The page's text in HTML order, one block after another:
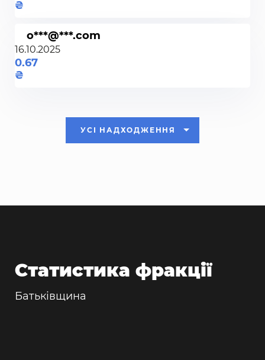
o***@***.com
16.10.2025
0.67
УСІ НАДХОДЖЕННЯ
Статистика фракції
Батьківщина